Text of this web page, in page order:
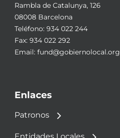
Rambla de Catalunya, 126
08008 Barcelona
Teléfono: 934 022 244
Fax: 934 022 292
Email: fund@gobiernolocal.org
Enlaces
Patronos